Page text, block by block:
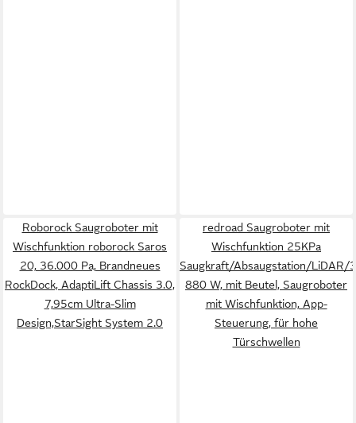
Roborock Saugroboter mit
Wischfunktion roborock Saros
20, 36.000 Pa, Brandneues
RockDock, AdaptiLift Chassis 3.0,
7,95cm Ultra-Slim
Design,StarSight System 2.0
redroad Saugroboter mit
Wischfunktion 25KPa
Saugkraft/Absaugstation/LiDAR/
880 W, mit Beutel, Saugroboter
mit Wischfunktion, App-
Steuerung, für hohe
Türschwellen